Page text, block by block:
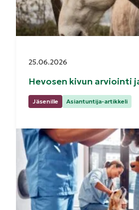
Hevosen kivun arviointi
Julkaistu:
25.06.2026
Jäsenille
Kategoriat:Asiantuntija-artikkeli